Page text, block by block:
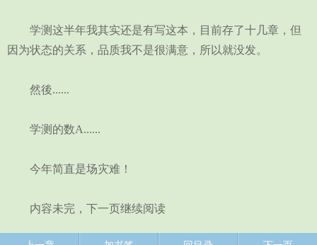
学测这半年我其实还是有写这本，目前存了十几章，但
因为状态的关系，品质我不是很满意，所以就没发。
然後......
学测的数A......
今年简直是场灾难！
内容未完，下一页继续阅读